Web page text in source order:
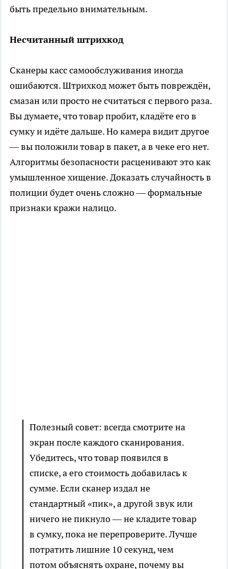
быть предельно внимательным.
Несчитанный штрихкод
Сканеры касс самообслуживания иногда
ошибаются. Штрихкод может быть повреждён,
смазан или просто не считаться с первого раза.
Вы думаете, что товар пробит, кладёте его в
сумку и идёте дальше. Но камера видит другое
— вы положили товар в пакет, а в чеке его нет.
Алгоритмы безопасности расценивают это как
умышленное хищение. Доказать случайность в
полиции будет очень сложно — формальные
признаки кражи налицо.
Полезный совет: всегда смотрите на
экран после каждого сканирования.
Убедитесь, что товар появился в
списке, а его стоимость добавилась к
сумме. Если сканер издал не
стандартный «пик», а другой звук или
ничего не пикнуло — не кладите товар
в сумку, пока не перепроверите. Лучше
потратить лишние 10 секунд, чем
потом объяснять охране, почему вы